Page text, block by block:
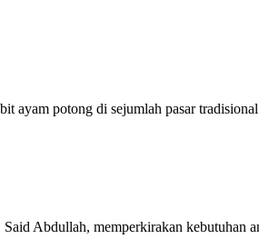
ayam potong di sejumlah pasar
Abdullah, memperkirakan